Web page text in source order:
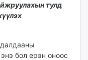
тулд
бол ерэн оноос